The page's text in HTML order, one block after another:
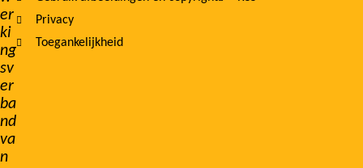
er
ki
ng
sv
er
ba
nd
va
n
Privacy
Toegankelijkheid